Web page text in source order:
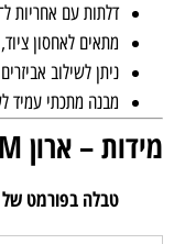
דלתות עם אחריות ל־
מתאים לאחסון ציוד,
ניתן לשילוב
מבנה מתכתי עמיד
מידות – ארון PERFOM עם דלתות הזזה
טבלה בפורמט של עד 3 עמודות – מוכן להעתקה